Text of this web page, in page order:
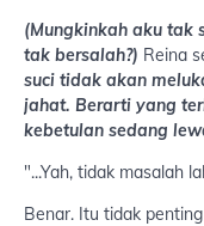
(Mungkinkah aku tak
tak bersalah?) Reina
suci tidak akan
jahat. Berarti yang
kebetulan sedang
"...Yah, tidak masalah
Benar. Itu tidak